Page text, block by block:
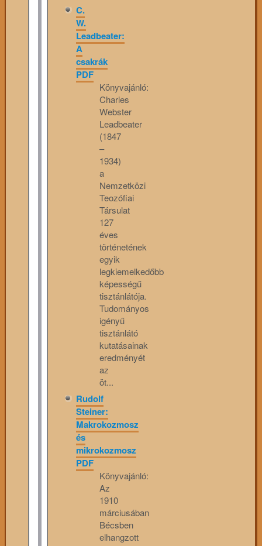
C.
W.
Leadbeater:
A
csakrák
PDF
Könyvajánló:
Charles
Webster
Leadbeater
(1847
–
1934)
a
Nemzetközi
Teozófiai
Társulat
127
éves
történetének
egyik
legkiemelkedőbb
képességű
tisztánlátója.
Tudományos
igényű
tisztánlátó
kutatásainak
eredményét
az
öt...
Rudolf
Steiner:
Makrokozmosz
és
mikrokozmosz
PDF
Könyvajánló:
Az
1910
márciusában
Bécsben
elhangzott